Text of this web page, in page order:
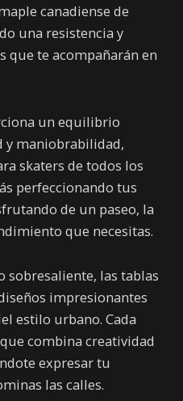
canadiense de
una resistencia y
que te acompañarán en
un equilibrio
y maniobrabilidad,
skaters de todos los
perfeccionando tus
de un paseo, la
que necesitas.
sobresaliente, las tablas
impresionantes
estilo urbano. Cada
combina creatividad
expresar tu
las calles.